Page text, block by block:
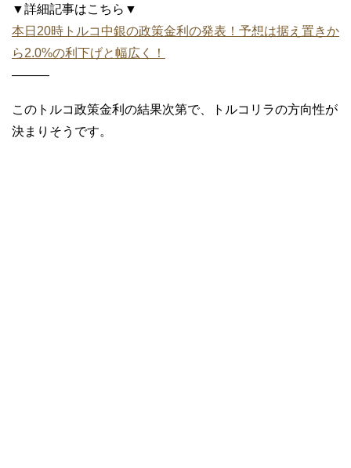
▼詳細記事はこちら▼
本日20時トルコ中銀の政策金利の発表！予想は据え置きか
ら2.0%の利下げと幅広く！
———
このトルコ政策金利の結果次第で、トルコリラの方向性が
決まりそうです。